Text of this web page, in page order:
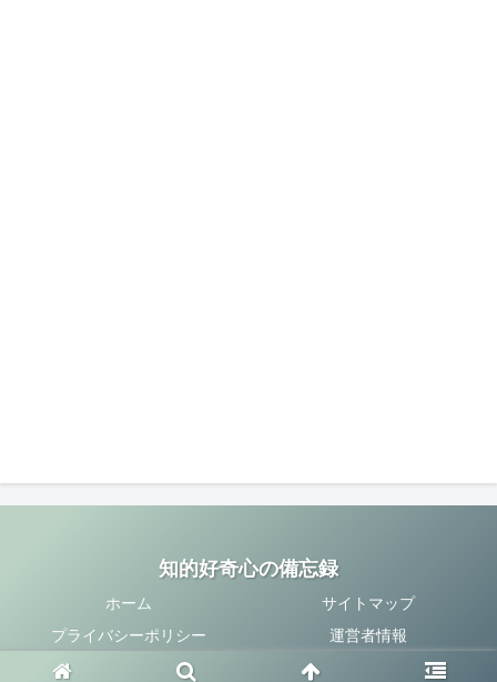
知的好奇心の備忘録
ホーム
サイトマップ
プライバシーポリシー
運営者情報
Copyright © 2020-2026 知的好奇心の備忘録 All Rights Reserved.